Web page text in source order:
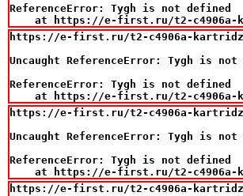
ReferenceError: Tygh is not defined
at https://e-first.ru/t2-
https://e-first.ru/t2-c4906a-
Uncaught ReferenceError: Tygh is not
ReferenceError: Tygh is not defined
at https://e-first.ru/t2-
https://e-first.ru/t2-c4906a-
Uncaught ReferenceError: Tygh is not
ReferenceError: Tygh is not defined
at https://e-first.ru/t2-
https://e-first.ru/t2-c4906a-